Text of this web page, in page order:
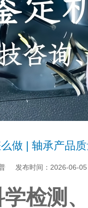
做 | 轴承产品
发布时间：2026-06-05
检测